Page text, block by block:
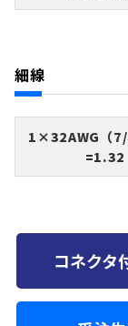
細線
1×32AWG（
=1.32
コネクタ